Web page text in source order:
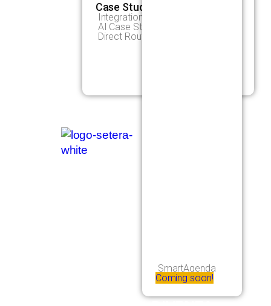
Case Studies
Integrations Case Studies
AI Case Studies
Direct Routing Case Studies
SmartAgenda
Coming soon!